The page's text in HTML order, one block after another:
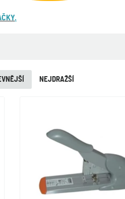
.
NEJDRAŽŠÍ